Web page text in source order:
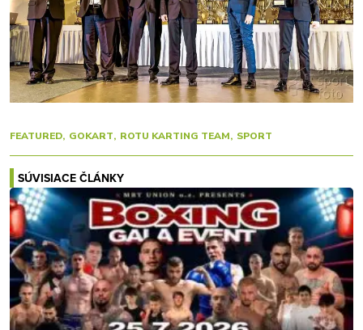
FEATURED GOKART ROTU KARTING TEAM SPORT
SÚVISIACE ČLÁNKY